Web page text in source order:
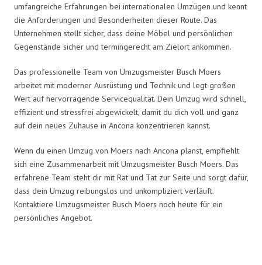
umfangreiche Erfahrungen bei internationalen Umzügen und kennt
die Anforderungen und Besonderheiten dieser Route. Das
Unternehmen stellt sicher, dass deine Möbel und persönlichen
Gegenstände sicher und termingerecht am Zielort ankommen.
Das professionelle Team von Umzugsmeister Busch Moers
arbeitet mit moderner Ausrüstung und Technik und legt großen
Wert auf hervorragende Servicequalität. Dein Umzug wird schnell,
effizient und stressfrei abgewickelt, damit du dich voll und ganz
auf dein neues Zuhause in Ancona konzentrieren kannst.
Wenn du einen Umzug von Moers nach Ancona planst, empfiehlt
sich eine Zusammenarbeit mit Umzugsmeister Busch Moers. Das
erfahrene Team steht dir mit Rat und Tat zur Seite und sorgt dafür,
dass dein Umzug reibungslos und unkompliziert verläuft.
Kontaktiere Umzugsmeister Busch Moers noch heute für ein
persönliches Angebot.